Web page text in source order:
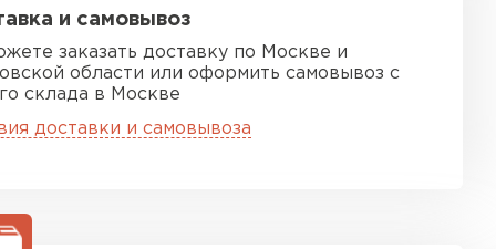
и самовывоз
заказать доставку по Москве и
области или оформить самовывоз с
склада в Москве
доставки и самовывоза